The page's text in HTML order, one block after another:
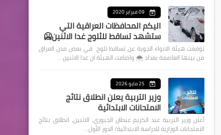
09 فبراير 2020
اليكم المحافظات العراقية التي
ستشهد تساقط للثلوج غدا الاثنين🥶
توقعت هيئة الانواء الجوية عن تساقط ثلوج في بعض مدن العراق
من بينها العاصمة بغداد ⁦🌨️⁩ واضافت الهيئة ان غدا الاثنين …
25 مايو 2026
وزير التربية يعلن انطلاق نتائج
الامتحانات الابتدائية
أعلن وزير التربية عبد الكريم عبطان الجبوري، الاثنين، انطلاق نتائج
الامتحانات الوزارية للدراسة الابتدائية/ الدور الأول…